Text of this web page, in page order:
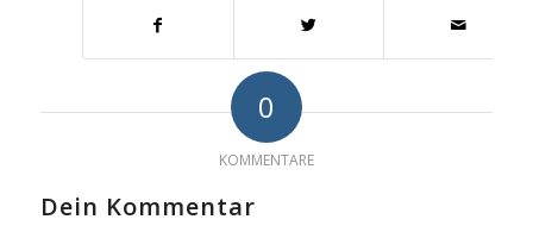
0
KOMMENTARE
Dein Kommentar